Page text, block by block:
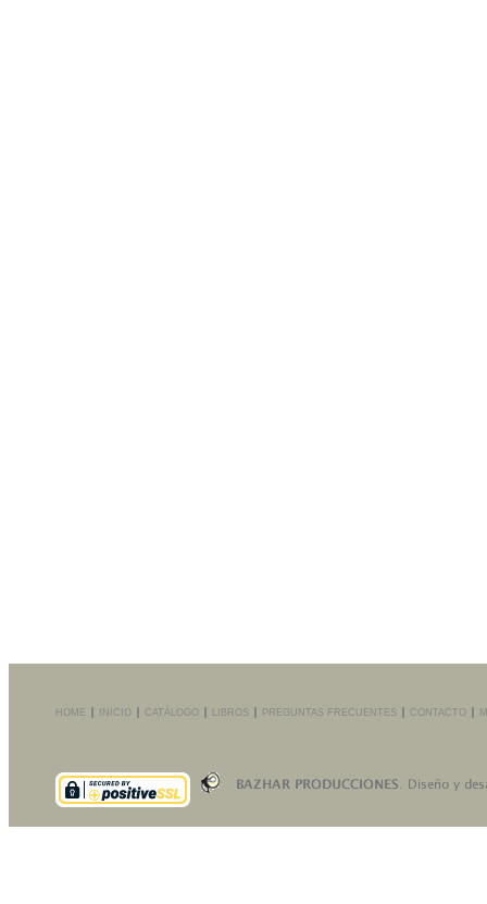
HOME INICIO CATÁLOGO LIBROS PREGUNTAS FRECUENTES CONTACTO